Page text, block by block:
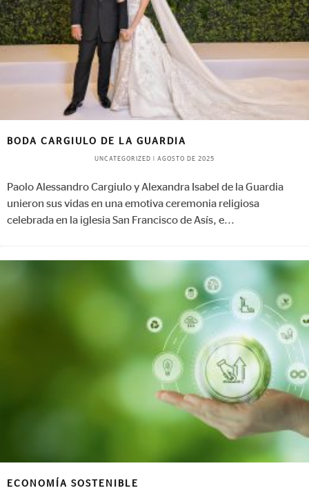
BODA CARGIULO DE LA GUARDIA
UNCATEGORIZED | AGOSTO DE 2025
Paolo Alessandro Cargiulo y Alexandra Isabel de la Guardia
unieron sus vidas en una emotiva ceremonia religiosa
celebrada en la iglesia San Francisco de Asís, e...
ECONOMÍA SOSTENIBLE